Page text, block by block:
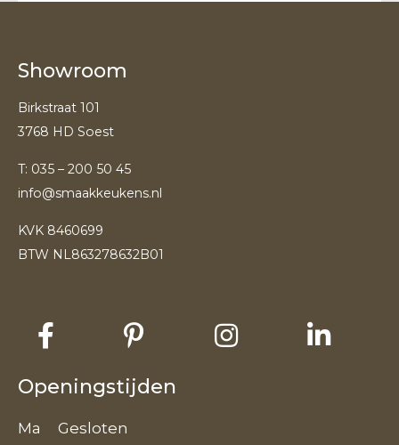
Showroom
Birkstraat 101
3768 HD Soest
T: 035 – 200 50 45
info@smaakkeukens.nl
KVK 8460699
BTW NL863278632B01
Openingstijden
Ma
Gesloten